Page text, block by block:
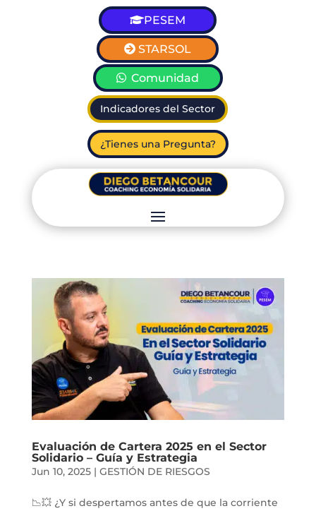
PESEM
STARSOL
Comunidad
Indicadores del Sector
¿Tienes una Pregunta?
Evaluación de Cartera 2025 en el Sector
Solidario – Guía y Estrategia
Jun 10, 2025| GESTIÓN DE RIESGOS
📉💥 ¿Y si despertamos antes de que la corriente